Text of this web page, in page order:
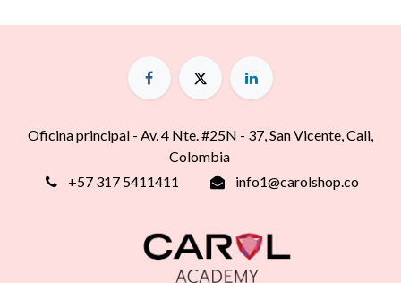
Oficina principal - Av. 4 Nte. #25N - 37, San Vicente, Cali,
Colombia
+57 317 5411411
info1@carolshop.co